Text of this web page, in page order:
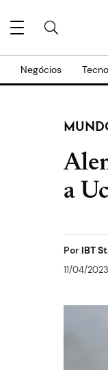
Negócios
a
Por IBT
11/04/